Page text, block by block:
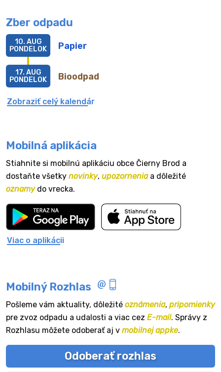
Zber odpadu
Papier
10. AUG
PONDELOK
Bioodpad
17. AUG
PONDELOK
Zobraziť celý kalendár
Mobilná aplikácia
Stiahnite si mobilnú aplikáciu obce Čierny Brod a
dostaňte všetky novinky, upozorneniaa dôležité
oznamydo vrecka.
Viac o aplikácii
Mobilný Rozhlas
Pošleme vám aktuality, dôležité oznámenia, pripomienky
pre zvoz odpadu a udalosti a viac cez E-mail. Správy z
Rozhlasu môžete odoberať aj v mobilnej appke.
Odoberať rozhlas